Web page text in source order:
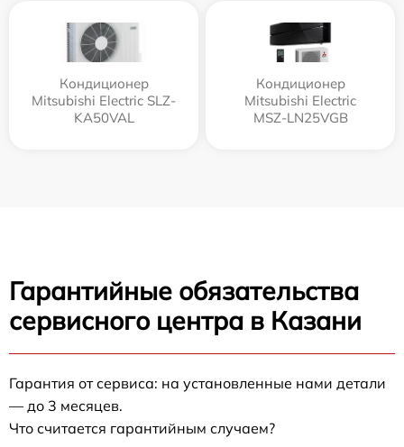
Кондиционер
Mitsubishi Electric SLZ-
KA50VAL
Кондиционер
Mitsubishi Electric
MSZ-LN25VGB
Гарантийные обязательства
сервисного центра в Казани
Гарантия от сервиса: на установленные нами детали
— до 3 месяцев.
Что считается гарантийным случаем?